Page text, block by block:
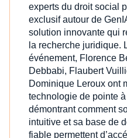
experts du droit social
exclusif autour de
solution innovante qui
la recherche juridique.
événement, Florence
Debbabi, Flaubert
Dominique Leroux ont
technologie de pointe à
démontrant comment
intuitive et sa base de
fiable permettent